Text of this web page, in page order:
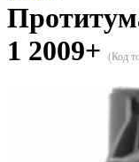
1 2009+
(Код